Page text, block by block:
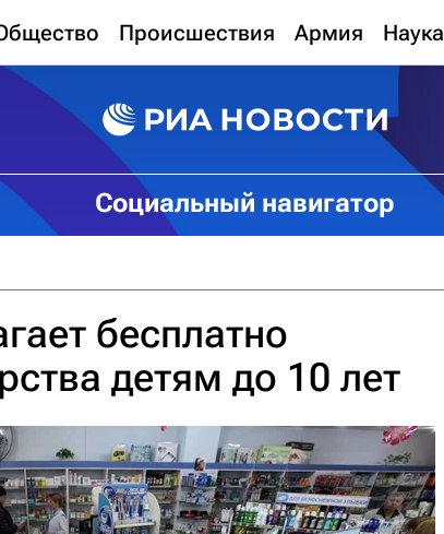
Происшествия Армия Наука
Социальный навигатор
бесплатно
детям до 10 лет